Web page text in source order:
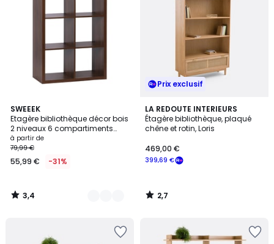
SWEEEK
Etagère bibliothèque décor bois
2 niveaux 6 compartiments
BASIKS
à partir de
79,99 €
55,99 € -31%
3,4
/ 5
3
Couleurs
3,4
/
Prix exclusif
LA REDOUTE INTERIEURS
Étagère bibliothèque, plaqué
chêne et rotin, Loris
399,69 €
469,00 €
2,7
/ 5
2,7
/